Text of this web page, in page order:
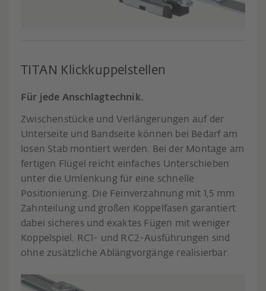
TITAN Klickkuppelstellen
Für jede Anschlagtechnik.
Zwischenstücke und Verlängerungen auf der
Unterseite und Bandseite können bei Bedarf am
losen Stab montiert werden. Bei der Montage am
fertigen Flügel reicht einfaches Unterschieben
unter die Umlenkung für eine schnelle
Positionierung. Die Feinverzahnung mit 1,5 mm
Zahnteilung und großen Koppelfasen garantiert
dabei sicheres und exaktes Fügen mit weniger
Koppelspiel. RC1- und RC2-Ausführungen sind
ohne zusätzliche Ablängvorgänge realisierbar.